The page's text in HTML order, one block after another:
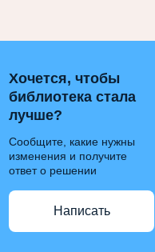
Хочется, чтобы
библиотека стала
лучше?
Сообщите, какие нужны
изменения и получите
ответ о решении
Написать